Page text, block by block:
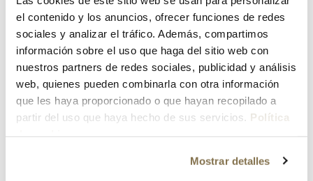
el contenido y los anuncios, ofrecer funciones de redes
sociales y analizar el tráfico. Además, compartimos
información sobre el uso que haga del sitio web con
nuestros partners de redes sociales, publicidad y análisis
web, quienes pueden combinarla con otra información
que les haya proporcionado o que hayan recopilado a
partir del uso que haya hecho de sus servicios. Política
Mostrar detalles
¿Has olvidado tu contraseña?